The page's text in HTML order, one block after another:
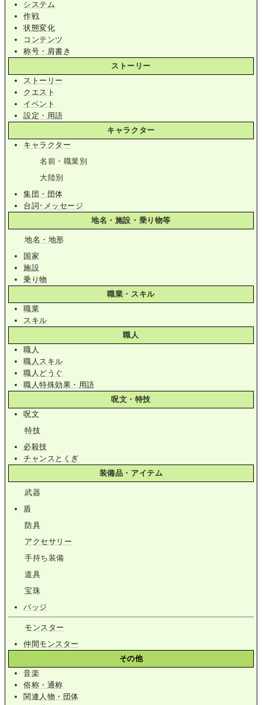
システム
作戦
状態変化
コンテンツ
称号・肩書き
ストーリー
ストーリー
クエスト
イベント
設定・用語
キャラクター
キャラクター
名前・職業別
大陸別
集団・団体
台詞･メッセージ
地名・施設・乗り物等
地名・地形
国家
施設
乗り物
職業・スキル
職業
スキル
職人
職人
職人スキル
職人どうぐ
職人特殊効果・用語
呪文・特技
呪文
特技
必殺技
チャンスとくぎ
装備品・アイテム
武器
盾
防具
アクセサリー
手持ち装備
道具
宝珠
バッジ
モンスター
仲間モンスター
その他
音楽
俗称・通称
関連人物・団体